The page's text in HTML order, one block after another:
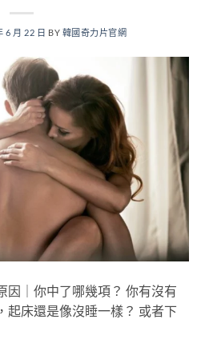
6 月 22 日 BY 韓國奇力片官網
因｜你中了哪幾項？ 你有沒有
起床還是像沒睡一樣？ 或者下